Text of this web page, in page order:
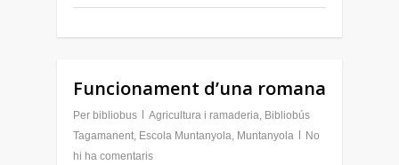
Funcionament d’una romana
Per bibliobus Agricultura i ramaderia, Bibliobús
Tagamanent, Escola Muntanyola, Muntanyola
No
hi ha comentaris